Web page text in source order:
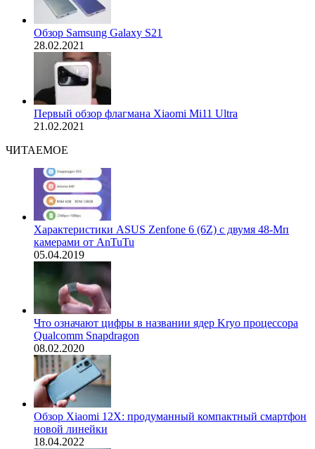
Обзор Samsung Galaxy S21
28.02.2021
Первый обзор флагмана Xiaomi Mi11 Ultra
21.02.2021
ЧИТАЕМОЕ
Характеристики ASUS Zenfone 6 (6Z) с двумя 48-Мп
камерами от AnTuTu
05.04.2019
Что означают цифры в названии ядер Kryo процессора
Qualcomm Snapdragon
08.02.2020
Обзор Xiaomi 12X: продуманный компактный смартфон
новой линейки
18.04.2022